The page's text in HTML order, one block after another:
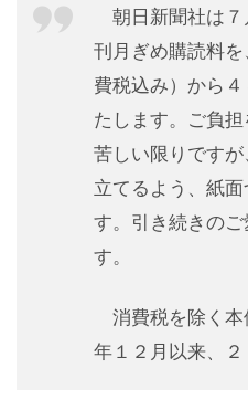
朝日新聞社は７
刊月ぎめ購読料
費税込み）から
たします。ご負
苦しい限りです
立てるよう、紙
す。引き続きの
す。
消費税を除く本
年１２月以来、２